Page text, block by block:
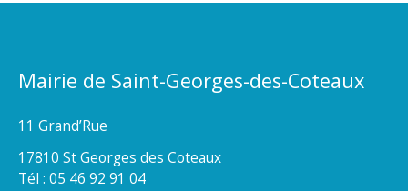
Mairie de Saint-Georges-des-Coteaux
11 Grand’Rue
17810 St Georges des Coteaux
Tél : 05 46 92 91 04